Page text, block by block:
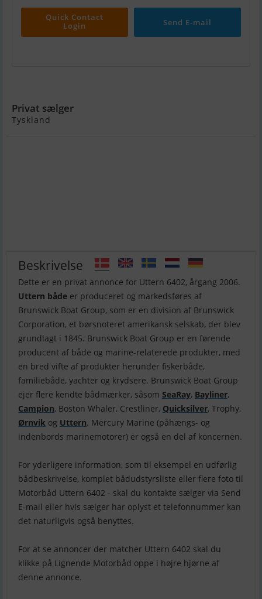
Quick Contact
Login
Send E-mail
Privat sælger
Tyskland
Beskrivelse
Uttern både er produceret og markedsføres af
Brunswick Boat Group, som er en division af Brunswick
Corporation, et børsnoteret amerikansk selskab, der blev
grundlagt i 1845. Brunswick Boat Group er en førende
producent af både og marine-relaterede produkter, med
en bred vifte af produkter herunder fiskerbåde,
familiebåde, yachter og krydsere. Brunswick Boat Group
ejer flere kendte bådmærker, såsom SeaRay, Bayliner,
Campion, Boston Whaler, Crestliner, Quicksilver, Trophy,
Ørnvik og Uttern. Mercury Marine (påhængs- og
indenbords marinemotorer) er også en del af koncernen.
For yderligere information, som til eksempel en udførlig
bådbeskrivelse, komplet bådudstyrsliste eller flere foto til
Motorbåd Uttern 6402 - skal du kontakte sælger via Send
E-mail eller hvis sælger har oplyst et telefonnummer kan
det naturligvis også benyttes.
For at se annoncer der matcher Uttern 6402 skal du
klikke på Lignende Motorbåd oppe i højre hjørne af
denne annonce.